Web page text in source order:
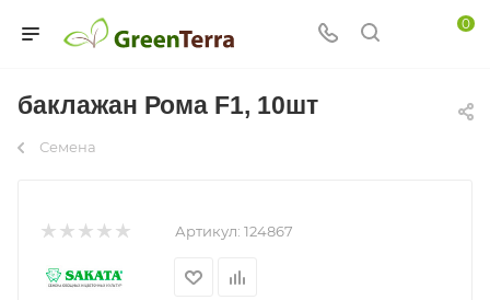
0
баклажан Рома F1, 10шт
Семена
Артикул: 124867